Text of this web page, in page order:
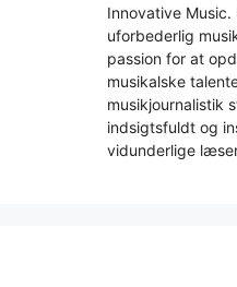
Innovative
uforbederlig
passion for at
musikalske
musikjournalistik
indsigtsfuldt og
vidunderlige